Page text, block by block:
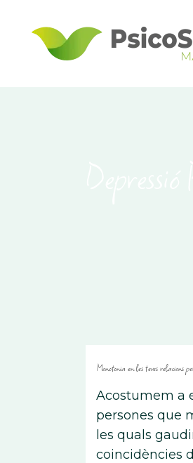
Monotonia en les teves relacions
Acostumem a
persones que
les quals
coincidències